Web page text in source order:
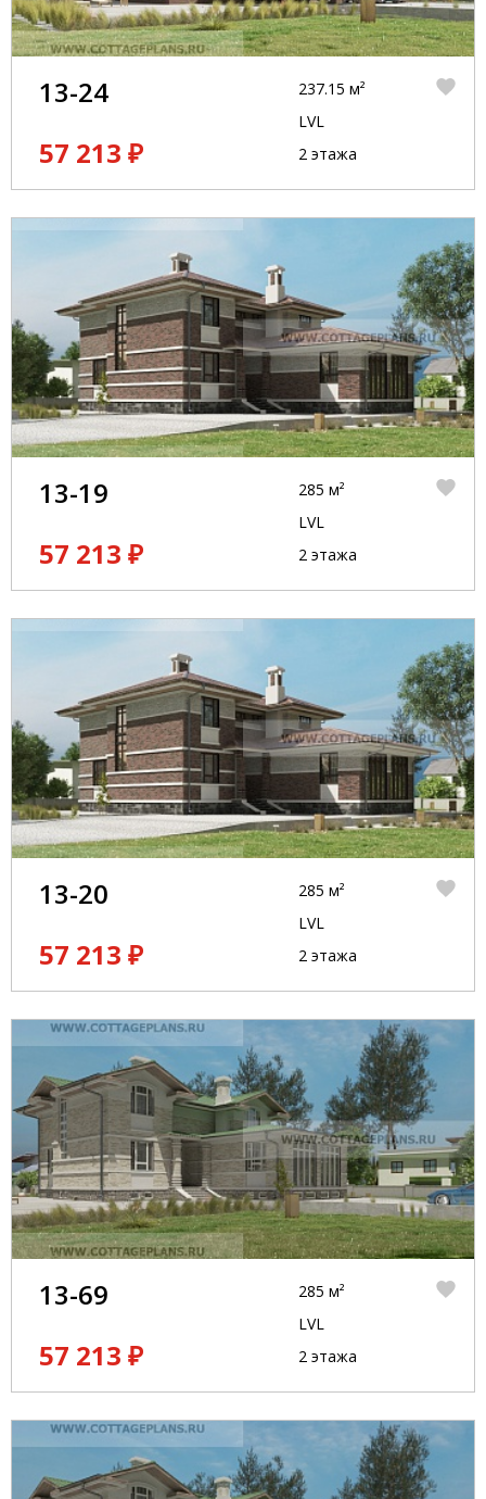
13-24
57 213 ₽
237.15 м²
LVL
2 этажа
13-19
57 213 ₽
285 м²
LVL
2 этажа
13-20
57 213 ₽
285 м²
LVL
2 этажа
13-69
57 213 ₽
285 м²
LVL
2 этажа